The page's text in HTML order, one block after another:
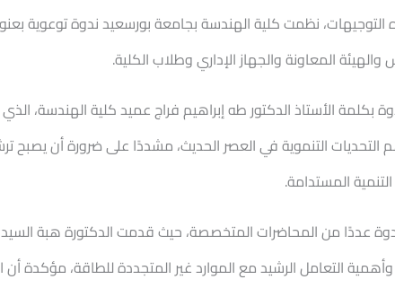
التوجيهات، نظمت كلية الهندسة بجامعة بورسعيد ندوة توعوية
والهيئة المعاونة والجهاز الإداري وطلاب الكلية.
بكلمة الأستاذ الدكتور طه إبراهيم فراج عميد كلية الهندسة،
التحديات التنموية في العصر الحديث، مشددًا على ضرورة أن يصبح
المستدامة.
عددًا من المحاضرات المتخصصة، حيث قدمت الدكتورة هبة السيد
التعامل الرشيد مع الموارد غير المتجددة للطاقة، مؤكدة أن